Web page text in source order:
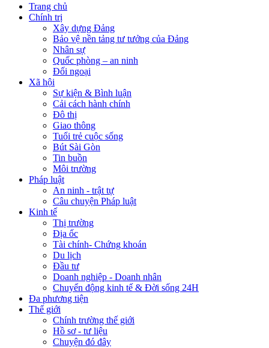
Trang chủ
Chính trị
Xây dựng Đảng
Bảo vệ nền tảng tư tưởng của Đảng
Nhân sự
Quốc phòng – an ninh
Đối ngoại
Xã hội
Sự kiện & Bình luận
Cải cách hành chính
Đô thị
Giao thông
Tuổi trẻ cuộc sống
Bút Sài Gòn
Tin buồn
Môi trường
Pháp luật
An ninh - trật tự
Câu chuyện Pháp luật
Kinh tế
Thị trường
Địa ốc
Tài chính- Chứng khoán
Du lịch
Đầu tư
Doanh nghiệp - Doanh nhân
Chuyển động kinh tế & Đời sống 24H
Đa phương tiện
Thế giới
Chính trường thế giới
Hồ sơ - tư liệu
Chuyện đó đây